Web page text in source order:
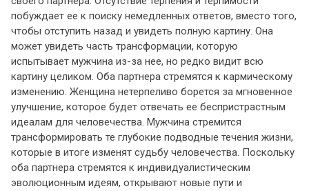
побуждает ее к поиску немедленных ответов, вместо того,
чтобы отступить назад и увидеть полную картину. Она
может увидеть часть трансформации, которую
испытывает мужчина из-за нее, но редко видит всю
картину целиком. Оба партнера стремятся к кармическому
изменению. Женщина нетерпеливо борется за мгновенное
улучшение, которое будет отвечать ее беспристрастным
идеалам для человечества. Мужчина стремится
трансформировать те глубокие подводные течения жизни,
которые в итоге изменят судьбу человечества. Поскольку
оба партнера стремятся к индивидуалистическим
эволюционным идеям, открывают новые пути и